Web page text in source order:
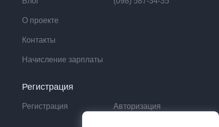
О проекте
Контакты
Начисление зарплаты
Регистрация
Регистрация Авторизация